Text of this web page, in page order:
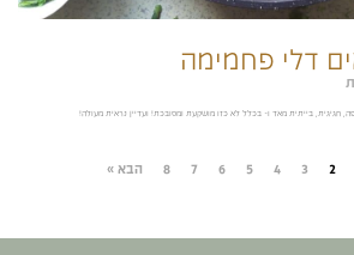
דלי פחמימה
חגיגית, בייתית מאד ו- בכלל לא כזו מושקעת ומסובכת! ועדיין נראית מעולה!
2
3
4
5
6
7
8 הבא »